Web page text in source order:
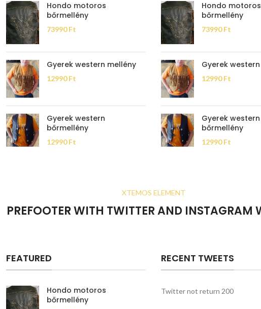
Hondo motoros
bőrmellény
73990Ft
Gyerek western mellény
12990Ft
Gyerek western
bőrmellény
12990Ft
Hondo motoros
bőrmellény
73990Ft
Gyerek
12990Ft
Gyerek western
bőrmellény
12990Ft
XTEMOS ELEMENT
PREFOOTER WITH TWITTER AND INSTAGRAM
FEATURED
Hondo motoros
bőrmellény
RECENT TWEETS
Twitter not return 200